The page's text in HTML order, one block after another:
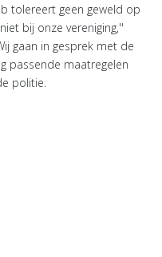
tolereert geen geweld op
bij onze vereniging,''
gaan in gesprek met de
passende maatregelen
politie.